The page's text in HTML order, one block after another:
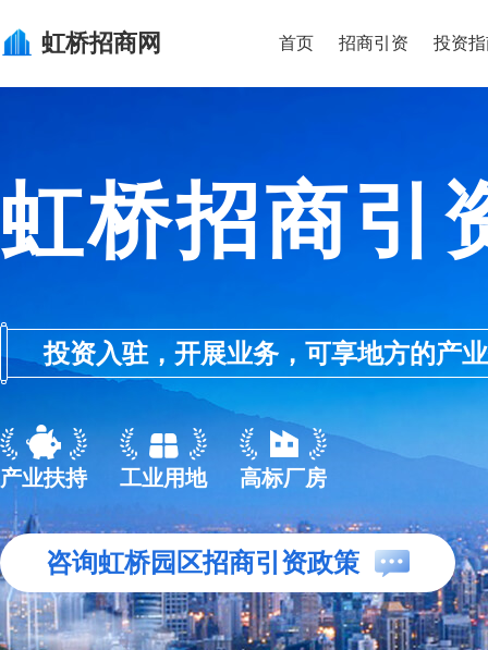
虹桥招商网 首页 招商引资 投资
虹桥招商引
投资入驻，开展业务，可享地方的产
产业扶持 工业用地 高标厂房
咨询虹桥园区招商引资政策